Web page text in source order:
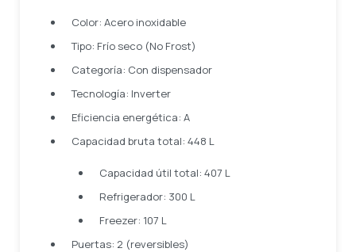
Color: Acero inoxidable
Tipo: Frío seco (No Frost)
Categoría: Con dispensador
Tecnología: Inverter
Eficiencia energética: A
Capacidad bruta total: 448 L
Capacidad útil total: 407 L
Refrigerador: 300 L
Freezer: 107 L
Puertas: 2 (reversibles)